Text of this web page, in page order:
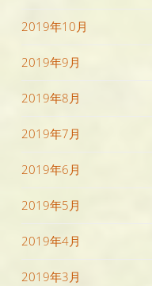
2019年10月
2019年9月
2019年8月
2019年7月
2019年6月
2019年5月
2019年4月
2019年3月